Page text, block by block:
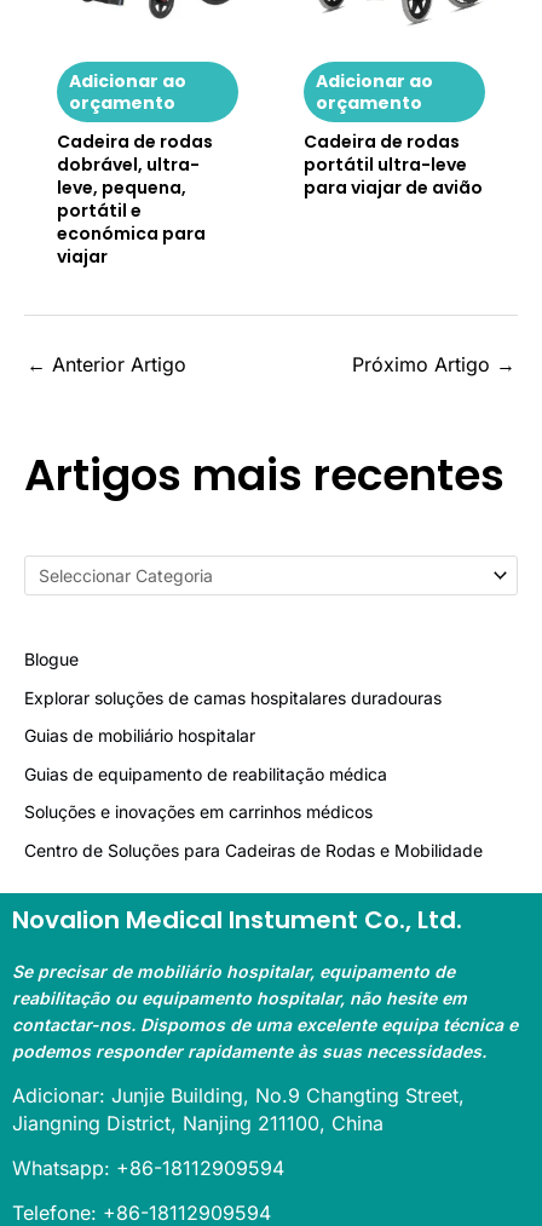
Artigos mais recentes
Blogue
Explorar soluções de camas hospitalares duradouras
Guias de mobiliário hospitalar
Guias de equipamento de reabilitação médica
Soluções e inovações em carrinhos médicos
Centro de Soluções para Cadeiras de Rodas e Mobilidade
Adicionar ao
orçamento
Cadeira de rodas
dobrável, ultra-
leve, pequena,
portátil e
económica para
viajar
Adicionar ao
orçamento
Cadeira de rodas
portátil ultra-leve
para viajar de avião
← Anterior Artigo Próximo Artigo →
Novalion Medical Instument Co., Ltd.
Se precisar de mobiliário hospitalar, equipamento de
reabilitação ou equipamento hospitalar, não hesite em
contactar-nos. Dispomos de uma excelente equipa técnica e
podemos responder rapidamente às suas necessidades.
Adicionar: Junjie Building, No.9 Changting Street,
Jiangning District, Nanjing 211100, China
Whatsapp: +86-18112909594
Telefone: +86-18112909594